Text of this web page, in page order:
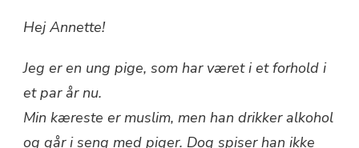
Hej Annette!
Jeg er en ung pige, som har været i et forhold i
et par år nu.
Min kæreste er muslim, men han drikker alkohol
og går i seng med piger. Dog spiser han ikke